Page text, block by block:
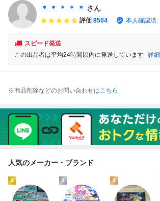
スタ８８
スタ８８ ②
＊ ＊ ＊ ＊ ＊ さん
評価 8504 本人確認済
スピード発送
この出品者は平均24時間以内に発送しています 詳細
※商品削除などのお問い合わせはこちら
人気のメーカー・ブランド
1 2 3